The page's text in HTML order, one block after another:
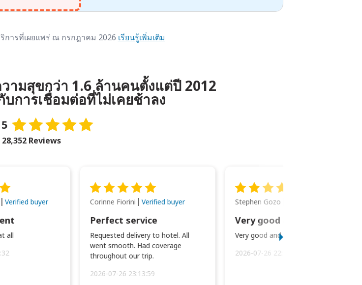
การที่เผยแพร่ ณ กรกฎาคม 2026 เรียนรู้เพิ่มเติม
ามสุขกว่า 1.6 ล้านคนตั้งแต่ปี 2012
การเชื่อมต่อที่ไม่เคยช้าลง
28,352 Reviews
Verified buyer
all
Corinne Fiorini Verified buyer
Perfect service
Requested delivery to hotel. All
went smooth. Had coverage
throughout our trip.
2026-07-26 23:13:59
Stephen Gozo
Very good and prompt service.
2026-07-26 22:43:45